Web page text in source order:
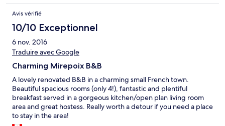
Avis vérifié
10/10 Exceptionnel
6 nov. 2016
Traduire avec Google
Charming Mirepoix B&B
A lovely renovated B&B in a charming small French town.
Beautiful spacious rooms (only 4!), fantastic and plentiful
breakfast served in a gorgeous kitchen/open plan living room
area and great hostess. Really worth a detour if you need a place
to stay in the area!